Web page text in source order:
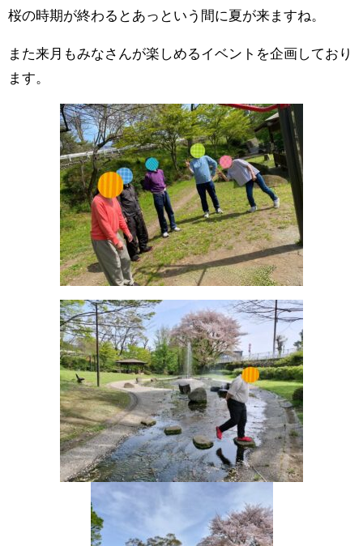
桜の時期が終わるとあっという間に夏が来ますね。
また来月もみなさんが楽しめるイベントを企画しており
ます。